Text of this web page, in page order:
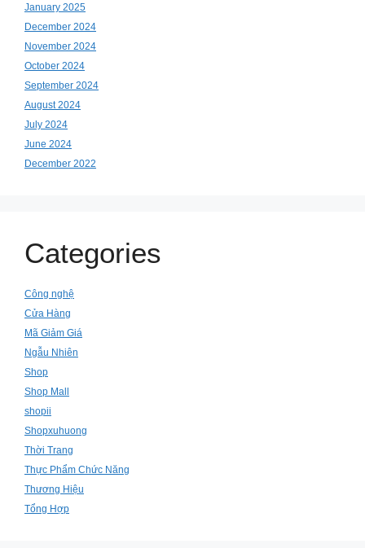
January 2025
December 2024
November 2024
October 2024
September 2024
August 2024
July 2024
June 2024
December 2022
Categories
Công nghệ
Cửa Hàng
Mã Giảm Giá
Ngẫu Nhiên
Shop
Shop Mall
shopii
Shopxuhuong
Thời Trang
Thực Phẩm Chức Năng
Thương Hiệu
Tổng Hợp